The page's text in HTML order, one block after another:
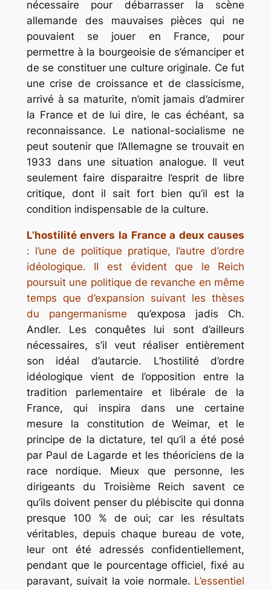
nécessaire pour débarrasser la scène
allemande des mauvaises pièces qui ne
pouvaient se jouer en France, pour
permettre à la bourgeoisie de s’émanciper et
de se constituer une culture originale. Ce fut
une crise de croissance et de classicisme,
arrivé à sa maturite, n’omit jamais d’admirer
la France et de lui dire, le cas échéant, sa
reconnaissance. Le national-socialisme ne
peut soutenir que l’Allemagne se trouvait en
1933 dans une situation analogue. Il veut
seulement faire disparaitre l’esprit de libre
critique, dont il sait fort bien qu’il est la
condition indispensable de la culture.
L’hostilité envers la France a deux causes
: l’une de politique pratique, l’autre d’ordre
idéologique. II est évident que le Reich
poursuit une politique de revanche en même
temps que d’expansion suivant les thèses
du pangermanisme qu’exposa jadis Ch.
Andler. Les conquêtes lui sont d’ailleurs
nécessaires, s’il veut réaliser entièrement
son idéal d’autarcie. L’hostilité d’ordre
idéologique vient de l’opposition entre la
tradition parlementaire et libérale de la
France, qui inspira dans une certaine
mesure la constitution de Weimar, et le
principe de la dictature, tel qu’il a été posé
par Paul de Lagarde et les théoriciens de la
race nordique. Mieux que personne, les
dirigeants du Troisième Reich savent ce
qu’ils doivent penser du plébiscite qui donna
presque 100 % de oui; car les résultats
véritables, depuis chaque bureau de vote,
leur ont été adressés confidentiellement,
pendant que le pourcentage officiel, fixé au
paravant, suivait la voie normale. L’essentiel